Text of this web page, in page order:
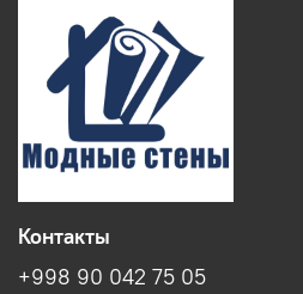
Контакты
+998 90 042 75 05